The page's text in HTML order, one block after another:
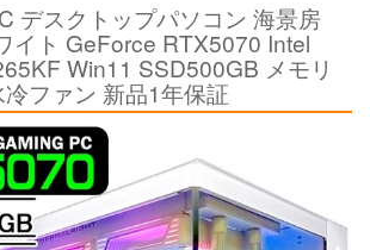
デスクトップパソコン 海景房
イト GeForce RTX5070 Intel
Win11 SSD500GB メモリ
ファン 新品1年保証